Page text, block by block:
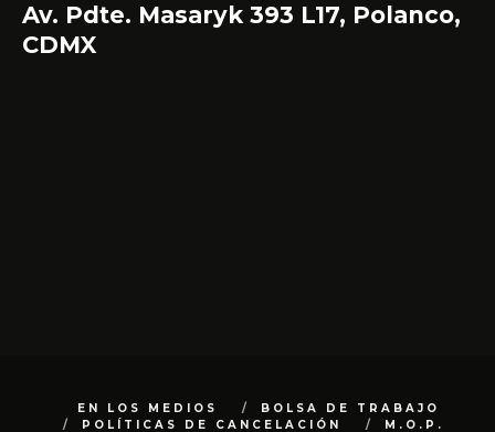
Av. Pdte. Masaryk 393 L17, Polanco,
CDMX
EN LOS MEDIOS
BOLSA DE TRABAJO
POLÍTICAS DE CANCELACIÓN
M.O.P.